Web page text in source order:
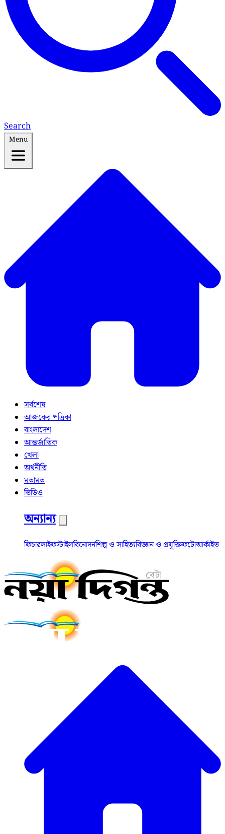
Search
Menu
সর্বশেষ
আজকের পত্রিকা
বাংলাদেশ
আন্তর্জাতিক
খেলা
অর্থনীতি
মতামত
ভিডিও
অন্যান্য
ফিচারলাইফস্টাইলবিনোদনশিল্প ও সাহিত্যবিজ্ঞান ও প্রযুক্তিফটোআর্কাইভ